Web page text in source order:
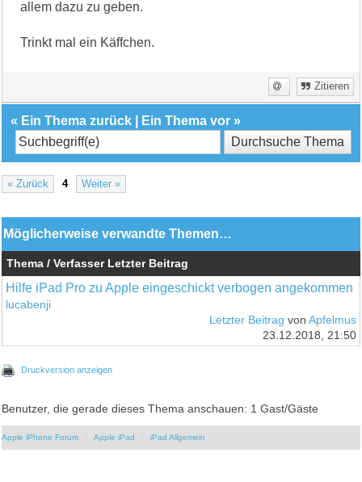
allem dazu zu geben.
Trinkt mal ein Käffchen.
Zitieren
« Ein Thema zurück Ein Thema vor »
« Zurück 4 Weiter »
Möglicherweise verwandte Themen…
Thema / Verfasser Letzter Beitrag
Hilfe iPad Pro zu Apple eingeschickt verbogen angekommen
lucabenji
Letzter Beitrag von Apfelmus
23.12.2018, 21:50
Druckversion anzeigen
Benutzer, die gerade dieses Thema anschauen: 1 Gast/Gäste
Apple iPhone Forum Apple iPad iPad Allgemein